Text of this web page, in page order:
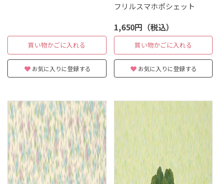
買い物かごに入れる
お気に入りに登録する
フリルスマホポシェット
1,650円（税込）
買い物かごに入れる
お気に入りに登録する